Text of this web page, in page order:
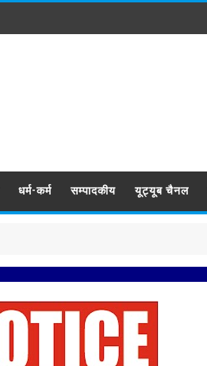
धर्म-कर्म सम्पादकीय यूट्यूब चैनल